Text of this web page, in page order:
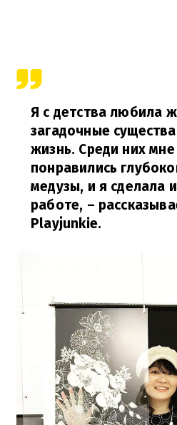
Я с детства любила
загадочные
жизнь. Среди них
понравились
медузы, и я сделала
работе, –
Рlayjunkie.